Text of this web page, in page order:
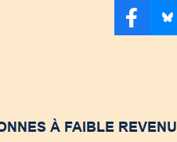
À FAIBLE REVENU